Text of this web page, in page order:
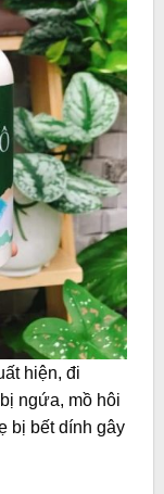
hiện, đi
ngứa, mồ hôi
bị bết dính gây